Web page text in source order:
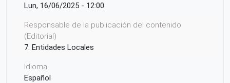
Lun, 16/06/2025 - 12:00
Responsable de la publicación del contenido
(Editorial)
7. Entidades Locales
Idioma
Español